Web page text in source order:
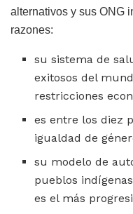
alternativos y sus ONG
razones:
su sistema de
exitosos del
restricciones
es entre los diez
igualdad de
su modelo de
pueblos
es el más